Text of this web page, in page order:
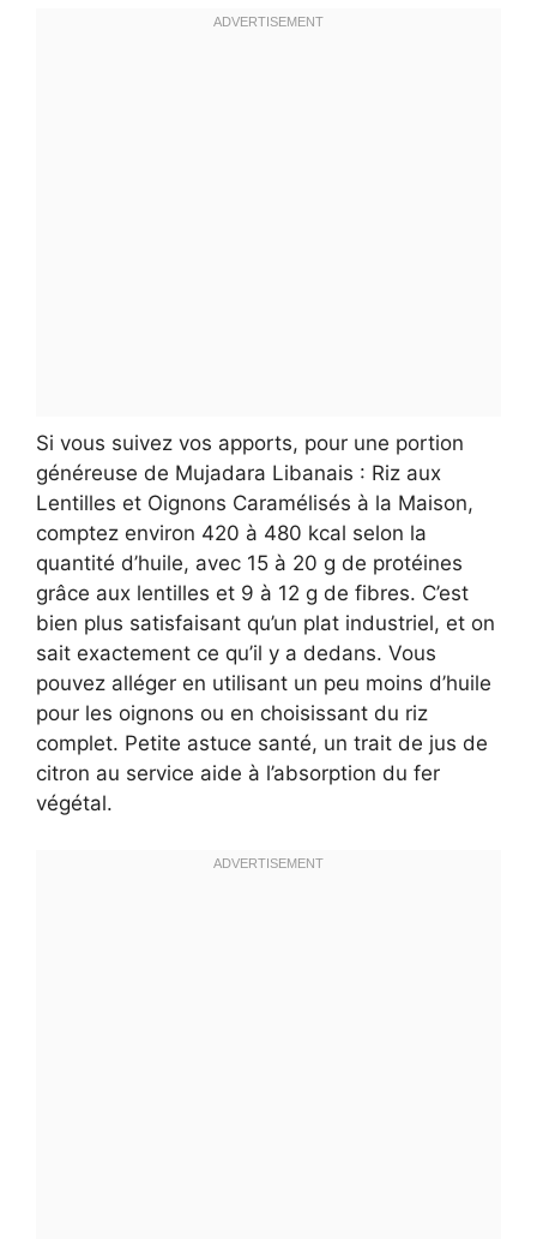
Si vous suivez vos apports, pour une portion
généreuse de Mujadara Libanais : Riz aux
Lentilles et Oignons Caramélisés à la Maison,
comptez environ 420 à 480 kcal selon la
quantité d’huile, avec 15 à 20 g de protéines
grâce aux lentilles et 9 à 12 g de fibres. C’est
bien plus satisfaisant qu’un plat industriel, et on
sait exactement ce qu’il y a dedans. Vous
pouvez alléger en utilisant un peu moins d’huile
pour les oignons ou en choisissant du riz
complet. Petite astuce santé, un trait de jus de
citron au service aide à l’absorption du fer
végétal.